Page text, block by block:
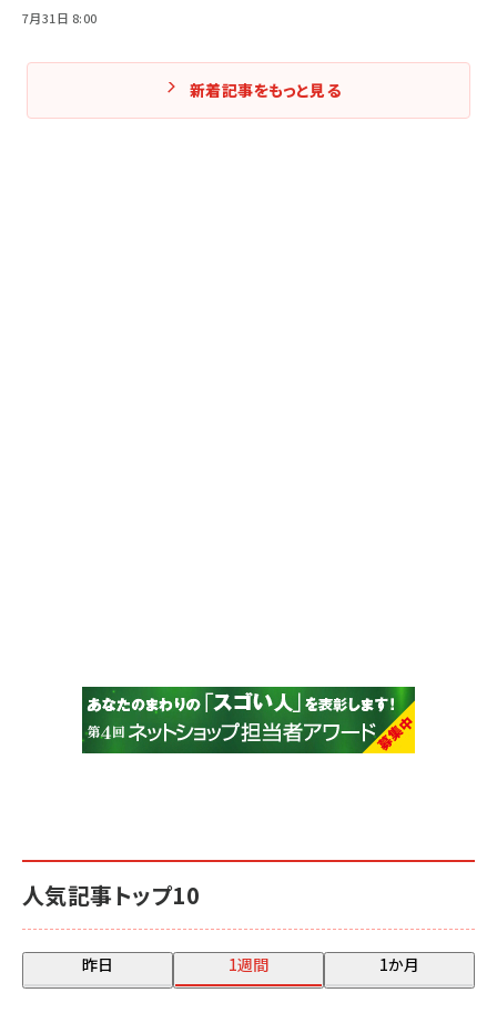
人気記事トップ10
昨日 1週間 1か月
7月31日 8:00
新着記事をもっと見る